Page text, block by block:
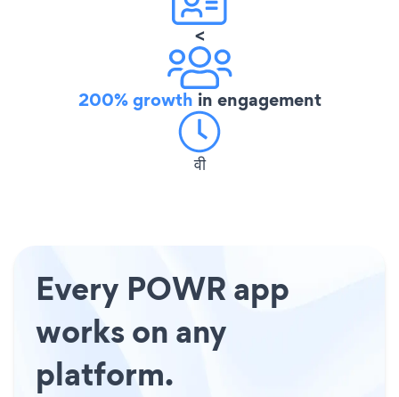
<
200% growth in engagement
वी
Every POWR app
works on any
platform.